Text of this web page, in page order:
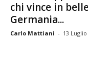
chi vince in
Germania...
Carlo Mattiani - 13 Luglio